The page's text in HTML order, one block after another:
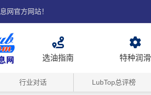
网官方网站！
选油指南 特种润滑
行业对话 LubTop总评榜